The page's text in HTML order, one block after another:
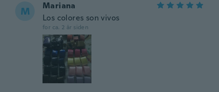
M
Mariana
Los colores son vivos
for ca. 2 år siden